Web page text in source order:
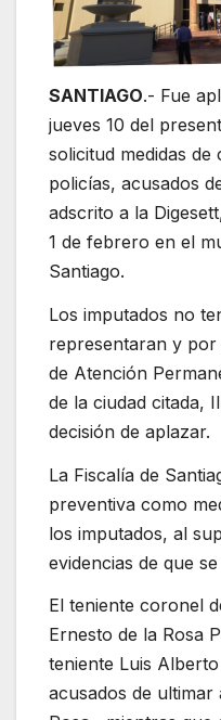
SANTIAGO.- Fue
jueves 10 del
solicitud medidas
policías, acusados
adscrito a la
1 de febrero en el
Santiago.
Los imputados no
representaran y por
de Atención
de la ciudad citada,
decisión de aplazar.
La Fiscalía de
preventiva como
los imputados, al
evidencias de que
El teniente coronel
Ernesto de la Rosa
teniente Luis
acusados de